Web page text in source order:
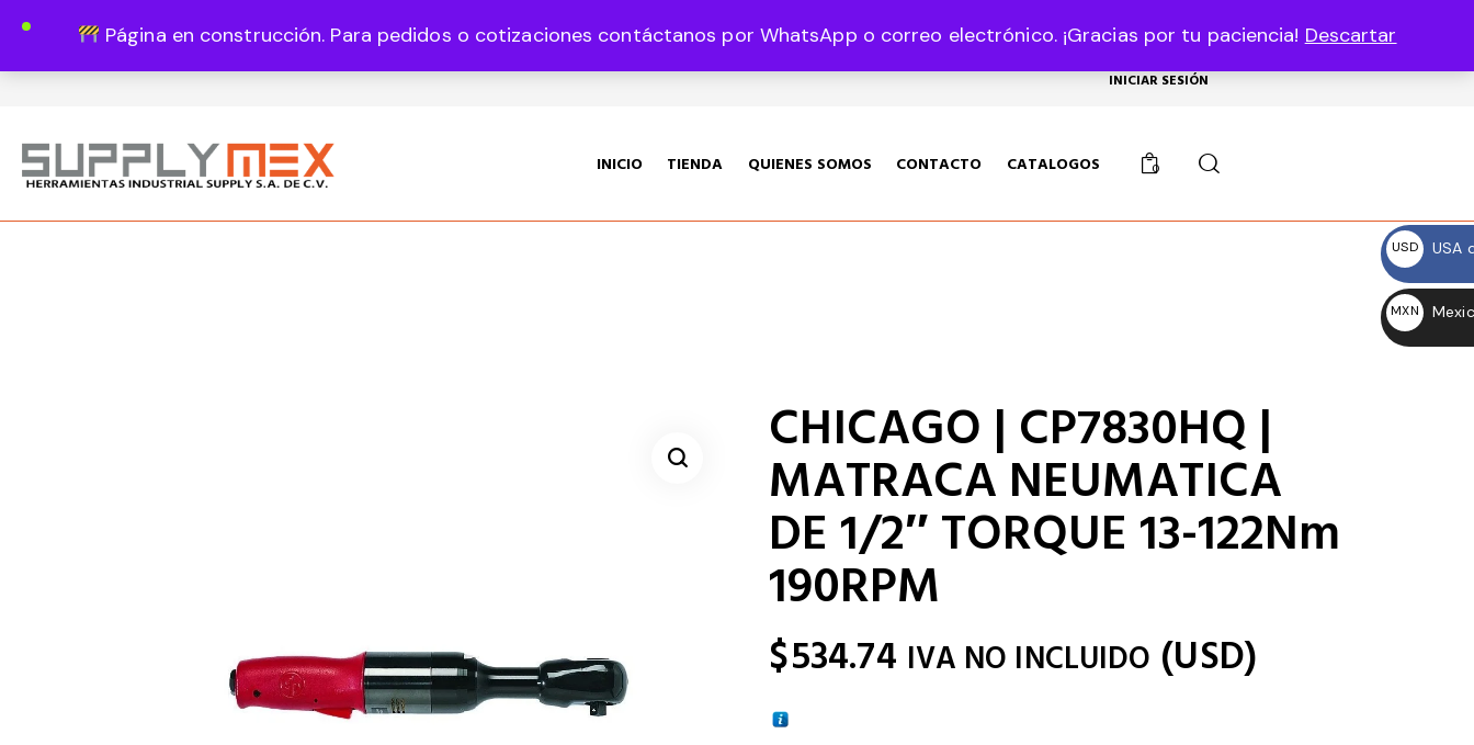
Página en construcción. Para pedidos o cotizaciones contáctanos por WhatsApp o correo electrónico. ¡Gracias por tu paciencia! Descartar
USD, $
INICIAR SESIÓN
INICIO TIENDA QUIENES SOMOS CONTACTO CATALOGOS 0
CHICAGO | CP7830HQ |
MATRACA NEUMATICA
DE 1/2″ TORQUE 13-122Nm
190RPM
$534.74 IVA NO INCLUIDO (USD)
USD
USA
MXN